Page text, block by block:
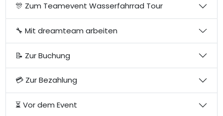
🎊 Zum Teamevent Wasserfahrrad Tour
🔧 Mit dreamteam arbeiten
📝 Zur Buchung
💳 Zur Bezahlung
⏳ Vor dem Event